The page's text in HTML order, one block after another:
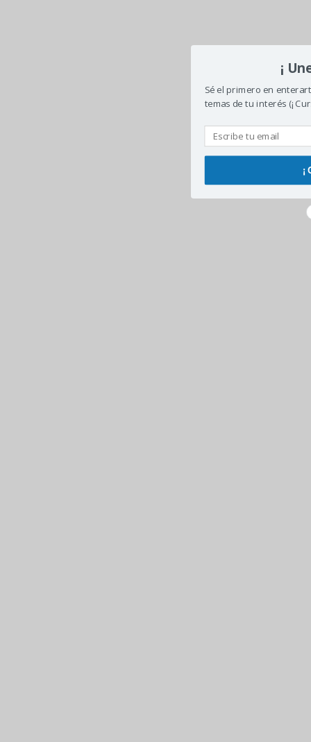
¡
Sé el primero en
temas de tu interés (¡
¡